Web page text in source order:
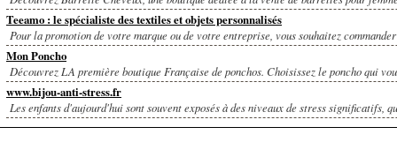
Teeamo : le spécialiste des textiles et objets personnalisés
Pour la promotion de votre marque ou de votre entreprise, vous souhaitez
Mon Poncho
Découvrez LA première boutique Française de ponchos. Choisissez le poncho qui
www.bijou-anti-stress.fr
Les enfants d'aujourd'hui sont souvent exposés à des niveaux de stress significatifs,